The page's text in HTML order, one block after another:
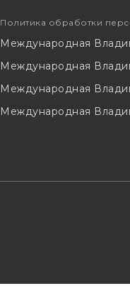
Политика обработки
Международная
Международная
Международная
Международная